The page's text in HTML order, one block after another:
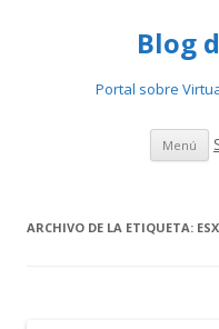
Blog
Portal sobre
Menú
ARCHIVO DE LA ETIQUETA: